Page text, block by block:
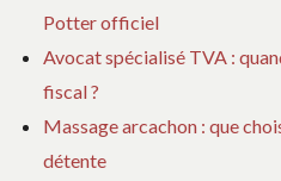
Potter officiel
Avocat spécialisé TVA :
fiscal ?
Massage arcachon : que
détente